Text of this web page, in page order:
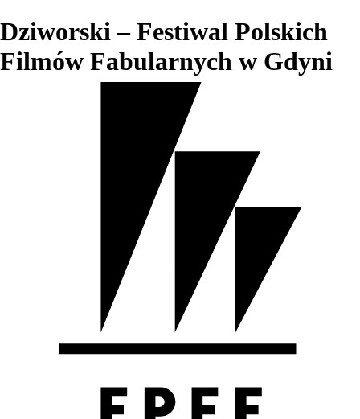
Dziworski – Festiwal Polskich
Filmów Fabularnych w Gdyni